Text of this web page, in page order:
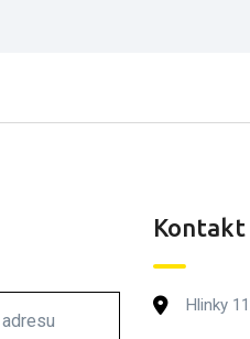
Kontakt
Hlinky